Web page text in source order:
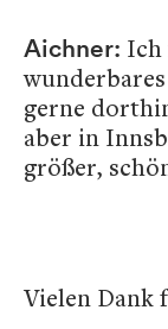
Aichner: Ich
gerne
aber in
größer,
Vielen Dank